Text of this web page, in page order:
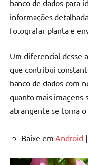
banco de dados para
informações
fotografar planta e
Um diferencial desse
que contribui
banco de dados com
quanto mais imagens
abrangente se torna
Baixe em Android |